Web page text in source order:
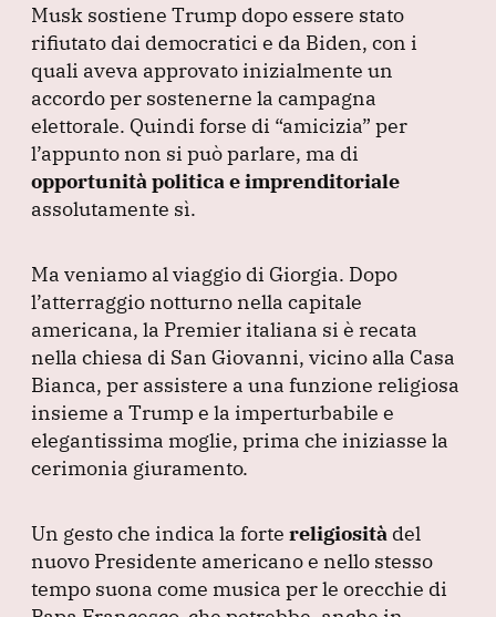
Musk sostiene Trump dopo essere stato
rifiutato dai democratici e da Biden, con i
quali aveva approvato inizialmente un
accordo per sostenerne la campagna
elettorale. Quindi forse di “amicizia” per
l’appunto non si può parlare, ma di
opportunità politica e imprenditoriale
assolutamente sì.
Ma veniamo al viaggio di Giorgia. Dopo
l’atterraggio notturno nella capitale
americana, la Premier italiana si è recata
nella chiesa di San Giovanni, vicino alla Casa
Bianca, per assistere a una funzione religiosa
insieme a Trump e la imperturbabile e
elegantissima moglie, prima che iniziasse la
cerimonia giuramento.
Un gesto che indica la forte religiosità del
nuovo Presidente americano e nello stesso
tempo suona come musica per le orecchie di